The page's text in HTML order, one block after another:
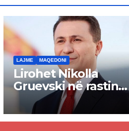
LAJME MAQEDONI
Lirohet Nikolla
Gruevski në rastin
“Talir 2”, gjykata
rrëzon akuzat për
ndërtimin e